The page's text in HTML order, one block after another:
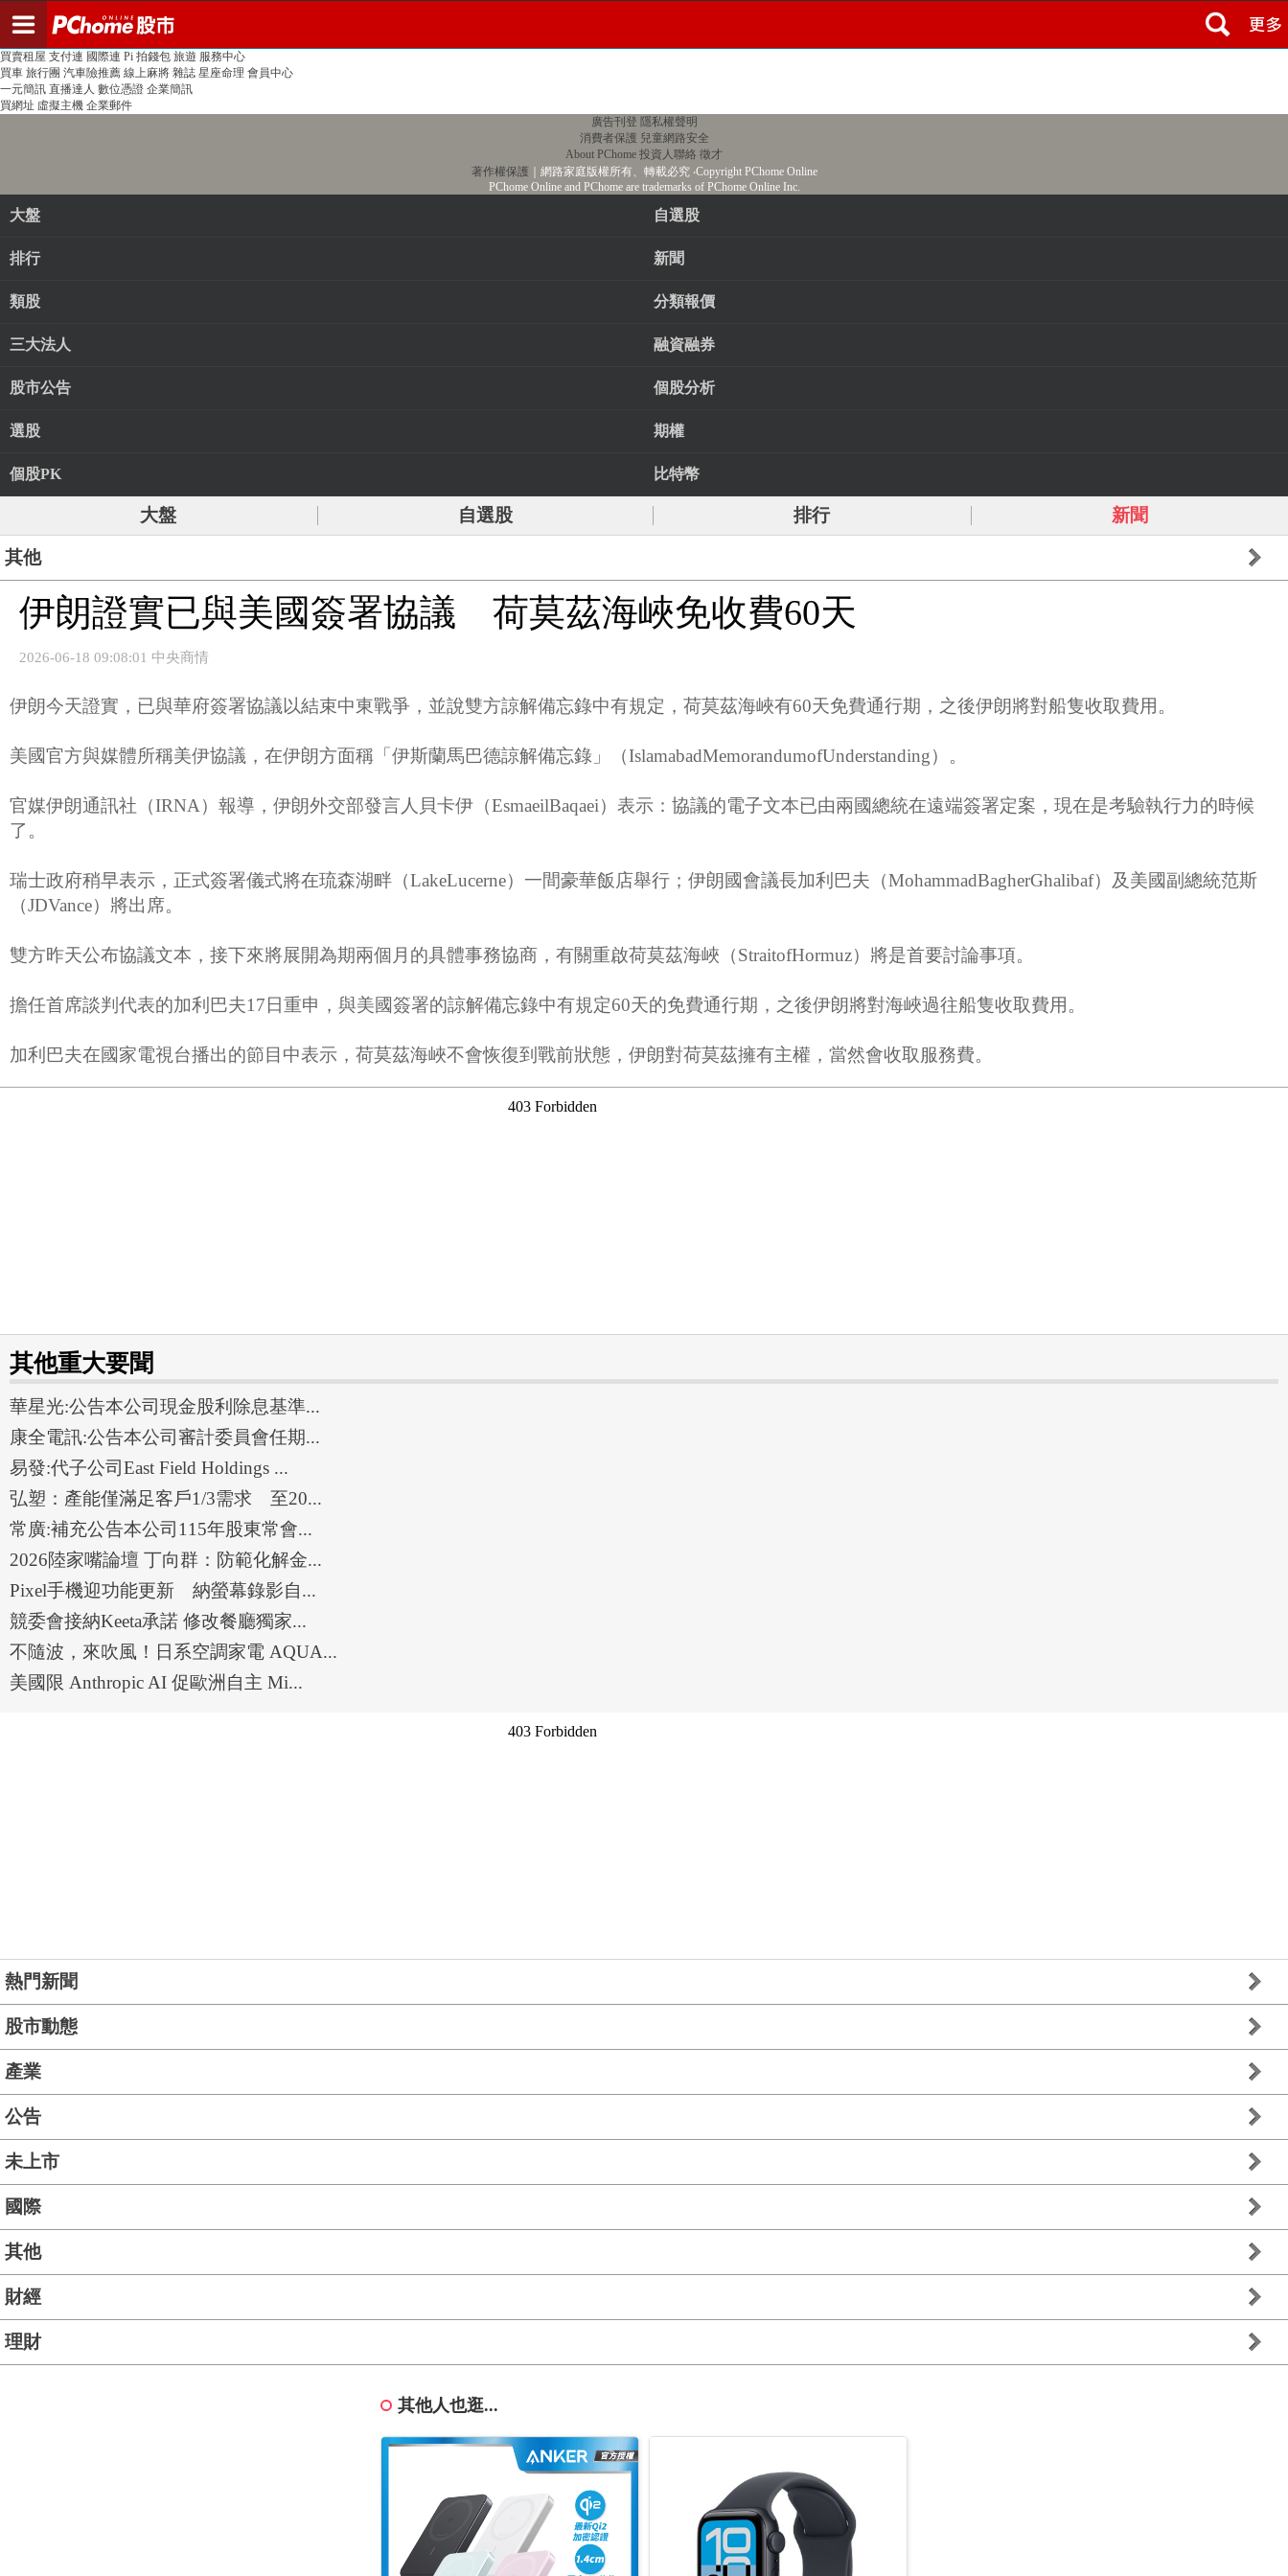
PChome首頁 線上購物 24h購物 書店
買賣租屋 支付連 國際連 Pi 拍錢包 旅遊 服務中心
買車 旅行團 汽車險推薦 線上麻將 雜誌 星座命理 會員中心
一元簡訊 直播達人 數位憑證 企業簡訊
買網址 虛擬主機 企業郵件
廣告刊登 隱私權聲明
消費者保護 兒童網路安全
About PChome 投資人聯絡 徵才
著作權保護 ｜網路家庭版權所有、轉載必究‧Copyright PChome Online
PChome Online and PChome are trademarks of PChome Online Inc.
大盤 自選股
排行 新聞
類股 分類報價
三大法人 融資融券
股市公告 個股分析
選股 期權
個股PK 比特幣
大盤 自選股 排行 新聞
其他
伊朗證實已與美國簽署協議 荷莫茲海峽免收費60天
2026-06-18 09:08:01 中央商情
伊朗今天證實，已與華府簽署協議以結束中東戰爭，並說雙方諒解備忘錄中有規定，荷莫茲海峽有60天免費通行期，之後伊朗將對船隻收取費用。
美國官方與媒體所稱美伊協議，在伊朗方面稱「伊斯蘭馬巴德諒解備忘錄」（IslamabadMemorandumofUnderstanding）。
官媒伊朗通訊社（IRNA）報導，伊朗外交部發言人貝卡伊（EsmaeilBaqaei）表示：協議的電子文本已由兩國總統在遠端簽署定案，現在是考驗執行力的時候
了。
瑞士政府稍早表示，正式簽署儀式將在琉森湖畔（LakeLucerne）一間豪華飯店舉行；伊朗國會議長加利巴夫（MohammadBagherGhalibaf）及美國副總統范斯
（JDVance）將出席。
雙方昨天公布協議文本，接下來將展開為期兩個月的具體事務協商，有關重啟荷莫茲海峽（StraitofHormuz）將是首要討論事項。
擔任首席談判代表的加利巴夫17日重申，與美國簽署的諒解備忘錄中有規定60天的免費通行期，之後伊朗將對海峽過往船隻收取費用。
加利巴夫在國家電視台播出的節目中表示，荷莫茲海峽不會恢復到戰前狀態，伊朗對荷莫茲擁有主權，當然會收取服務費。
其他重大要聞
華星光:公告本公司現金股利除息基準...
康全電訊:公告本公司審計委員會任期...
易發:代子公司East Field Holdings ...
弘塑：產能僅滿足客戶1/3需求 至20...
常廣:補充公告本公司115年股東常會...
2026陸家嘴論壇 丁向群：防範化解金...
Pixel手機迎功能更新 納螢幕錄影自...
競委會接納Keeta承諾 修改餐廳獨家...
不隨波，來吹風！日系空調家電 AQUA...
美國限 Anthropic AI 促歐洲自主 Mi...
熱門新聞
股市動態
產業
公告
未上市
國際
其他
財經
理財
其他人也逛...